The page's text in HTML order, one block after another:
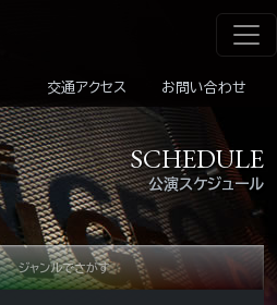
メインナビゲーショ
交通アクセス お問い合わせ
公演スケジュール
SCHEDULE
ジャンルでさがす